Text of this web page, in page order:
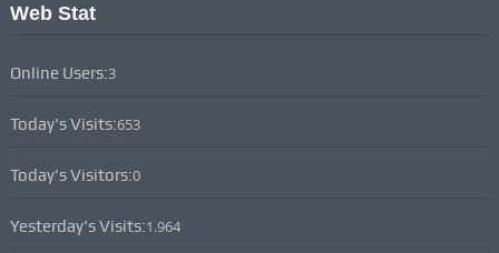
Web Stat
Online Users:3
Today's Visits:653
Today's Visitors:0
Yesterday's Visits:1.964